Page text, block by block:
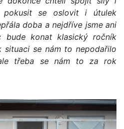
pokusit se oslovit i útulek
doba a nejdříve jsme ani
bude konat klasický ročník
situaci se nám to nepodařilo
třeba se nám to za rok